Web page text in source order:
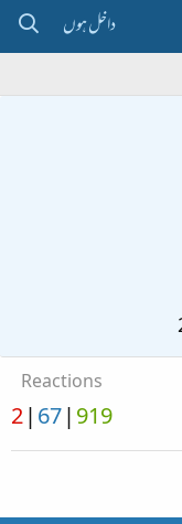
داخل ہوں
Reactions
919
67
2